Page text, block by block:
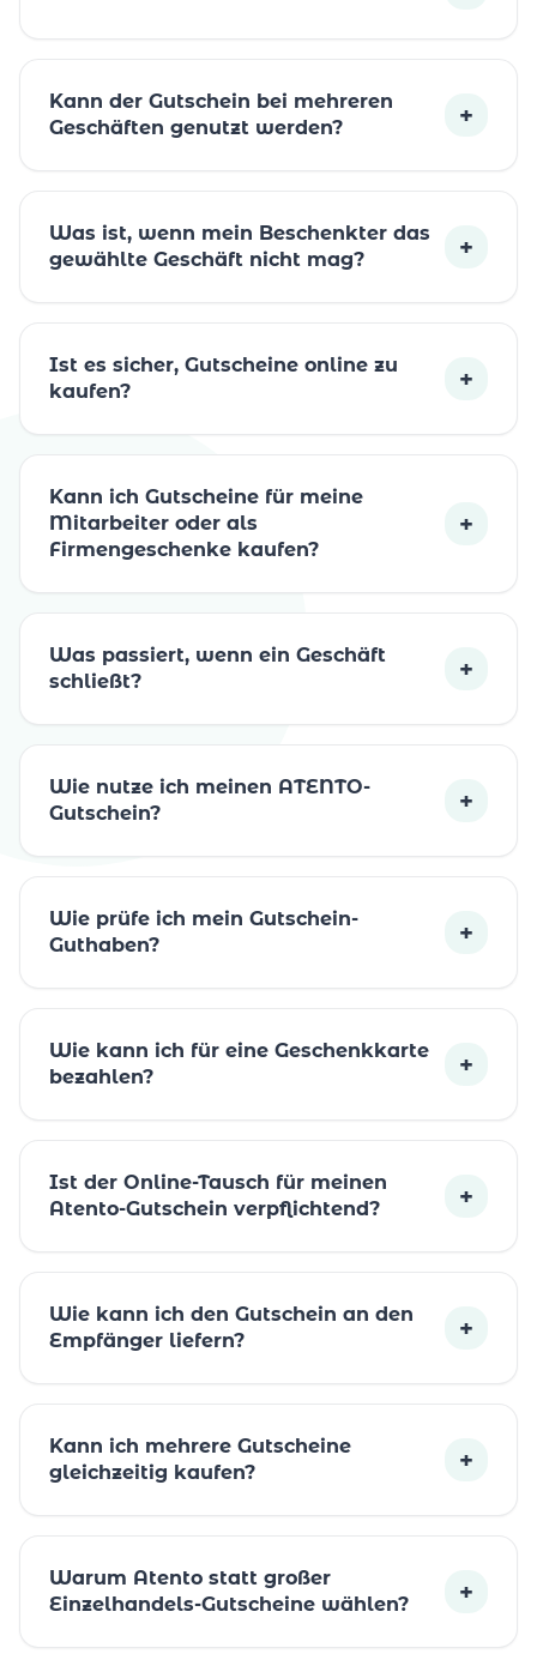
Kann der Gutschein bei mehreren
Geschäften genutzt werden?
+
Was ist, wenn mein Beschenkter das
gewählte Geschäft nicht mag?
+
Ist es sicher, Gutscheine online zu
kaufen?
+
Kann ich Gutscheine für meine
Mitarbeiter oder als
Firmengeschenke kaufen?
+
Was passiert, wenn ein Geschäft
schließt?
+
Wie nutze ich meinen ATENTO-
Gutschein?
+
Wie prüfe ich mein Gutschein-
Guthaben?
+
Wie kann ich für eine Geschenkkarte
bezahlen?
+
Ist der Online-Tausch für meinen
Atento-Gutschein verpflichtend?
+
Wie kann ich den Gutschein an den
Empfänger liefern?
+
Kann ich mehrere Gutscheine
gleichzeitig kaufen?
+
Warum Atento statt großer
Einzelhandels-Gutscheine wählen?
+